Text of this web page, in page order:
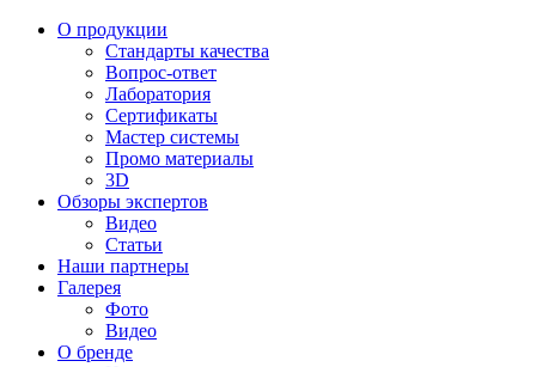
О продукции
Стандарты качества
Вопрос-ответ
Лаборатория
Сертификаты
Мастер системы
Промо материалы
3D
Обзоры экспертов
Видео
Статьи
Наши партнеры
Галерея
Фото
Видео
О бренде